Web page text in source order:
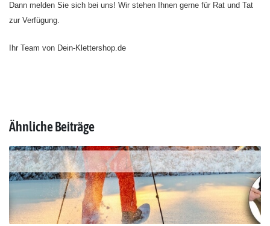
Dann melden Sie sich bei uns! Wir stehen Ihnen gerne für Rat und Tat
zur Verfügung.
Ihr Team von Dein-Klettershop.de
Ähnliche Beiträge